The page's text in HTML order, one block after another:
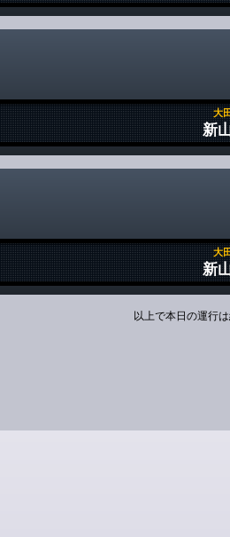
大
新
大
新
以上で本日の運行は